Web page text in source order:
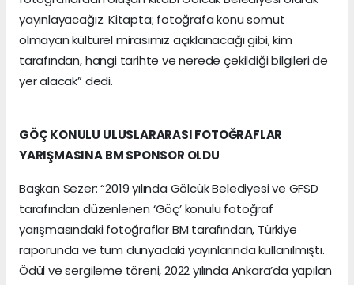
yayınlayacağız. Kitapta; fotoğrafa konu somut
olmayan kültürel mirasımız açıklanacağı gibi, kim
tarafından, hangi tarihte ve nerede çekildiği bilgileri de
yer alacak” dedi.
GÖÇ KONULU ULUSLARARASI FOTOĞRAFLAR
YARIŞMASINA BM SPONSOR OLDU
Başkan Sezer: “2019 yılında Gölcük Belediyesi ve GFSD
tarafından düzenlenen ‘Göç’ konulu fotoğraf
yarışmasındaki fotoğraflar BM tarafından, Türkiye
raporunda ve tüm dünyadaki yayınlarında kullanılmıştı.
Ödül ve sergileme töreni, 2022 yılında Ankara’da yapılan